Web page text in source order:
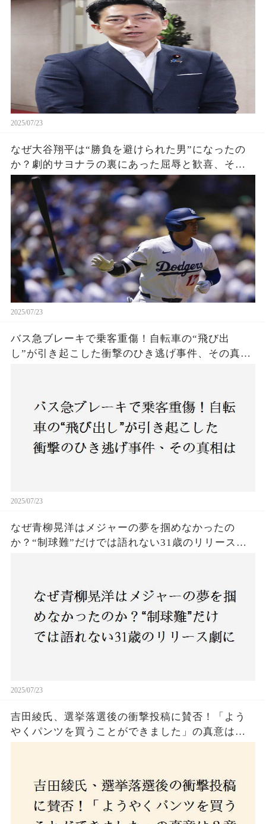
2025/07/23
なぜ大谷翔平は“勝負を避けられた男”になったの
か？劇的サヨナラの裏にあった屈辱と歓喜、その
瞬間をあなたはどう見る？
2025/07/23
バス急ブレーキで乗客重傷！自転車の“飛び出
し”が引き起こした衝撃のひき逃げ事件、その真相
2025/07/23
なぜ青柳晃洋はメジャーの夢を掴めなかったの
か？“制球難”だけでは語れない31歳のリリース劇
2025/07/23
吉田綾氏、選挙落選後の衝撃投稿に賛否！「よう
やくパンツを買うことができました」の真意は？